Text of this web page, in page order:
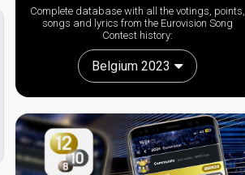
Complete database with all the votings, points,
songs and lyrics from the Eurovision Song
Contest history:
Belgium 2023